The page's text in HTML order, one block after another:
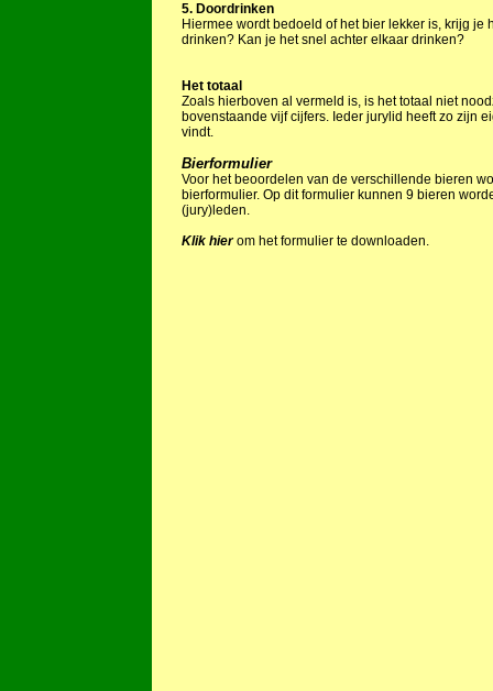
5. Doordrinken
Hiermee wordt bedoeld of het bier lekker is, krijg je
drinken? Kan je het snel achter elkaar drinken?
Het totaal
Zoals hierboven al vermeld is, is het totaal niet
bovenstaande vijf cijfers. Ieder jurylid heeft zo zijn
vindt.
Bierformulier
Voor het beoordelen van de verschillende bieren
bierformulier. Op dit formulier kunnen 9 bieren
(jury)leden.
Klik hierom het formulier te downloaden.